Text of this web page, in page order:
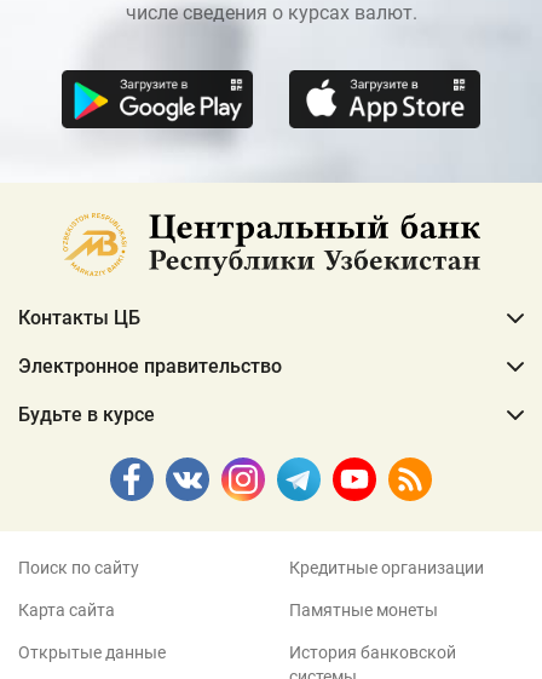
числе сведения о курсах валют.
Контакты ЦБ
Электронное правительство
Будьте в курсе
Поиск по сайту
Карта сайта
Открытые данные
Кредитные организации
Памятные монеты
История банковской